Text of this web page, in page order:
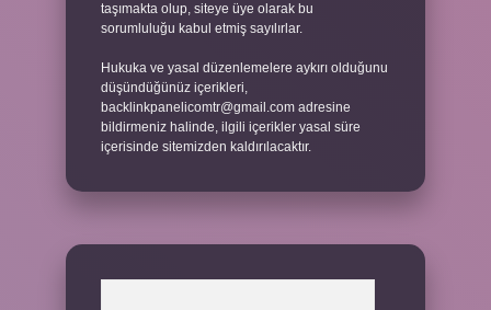
taşımakta olup, siteye üye olarak bu
sorumluluğu kabul etmiş sayılırlar.
Hukuka ve yasal düzenlemelere aykırı olduğunu
düşündüğünüz içerikleri,
backlinkpanelicomtr@gmail.com adresine
bildirmeniz halinde, ilgili içerikler yasal süre
içerisinde sitemizden kaldırılacaktır.